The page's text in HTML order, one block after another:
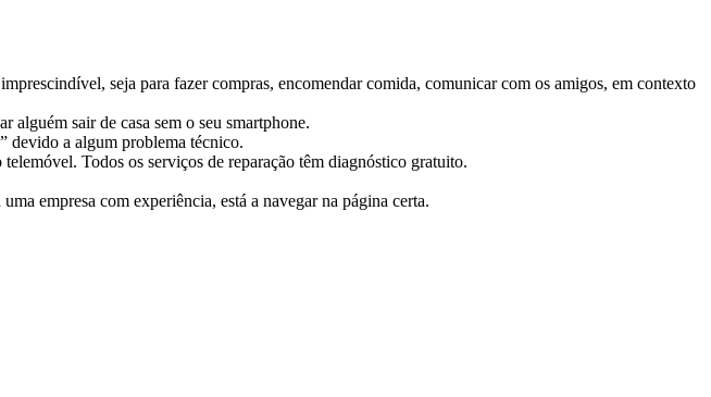
seja para fazer compras, encomendar comida, comunicar com os amigos, em contexto
alguém sair de casa sem o seu smartphone.
devido a algum problema técnico.
Todos os serviços de reparação têm diagnóstico gratuito.
empresa com experiência, está a navegar na página certa.